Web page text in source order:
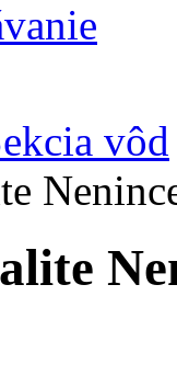
vôd